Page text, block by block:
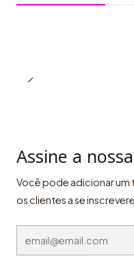
Assine a
Você pode adicionar
os clientes a se